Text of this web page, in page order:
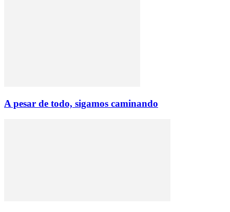
A pesar de todo, sigamos caminando